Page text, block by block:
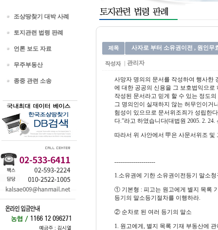
조상땅찾기 대박 사례
토지관련 법령 판례
언론 보도 자료
무주부동산
종중 관련 소송
사자로 부터 소유권이전 , 원인무
관리자
사망자 명의의 문서를 작성하여 행사한
에 대한 공공의 신용을 그 보호법익으
작성된 문서라고 믿게 할 수 있는 정도
그 명의인이 실재하지 않는 허무인이거
험성이 있으므로 문서위조죄가 성립한
다.”라고 하였습니다(대법원 2005. 2.
따라서 위 사안에서 甲은 사문서위조
---------------------
1.소유권에 기한 소유권이전등기 말소청
① 기본형 : 피고는 원고에게 별지 목록
등기의 말소등기절차를 이행하라.
② 순차로 된 여러 등기의 말소
1. 원고에게 , 별지 목록 기재 부동산에 관